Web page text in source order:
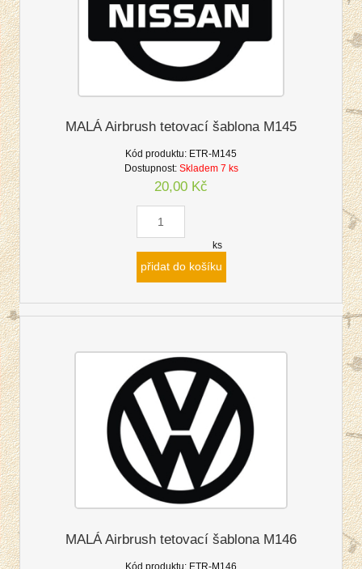
MALÁ Airbrush tetovací šablona M145
Kód produktu: ETR-M145
Dostupnost: Skladem 7 ks
20,00 Kč
ks
přidat do košíku
MALÁ Airbrush tetovací šablona M146
Kód produktu: ETR-M146